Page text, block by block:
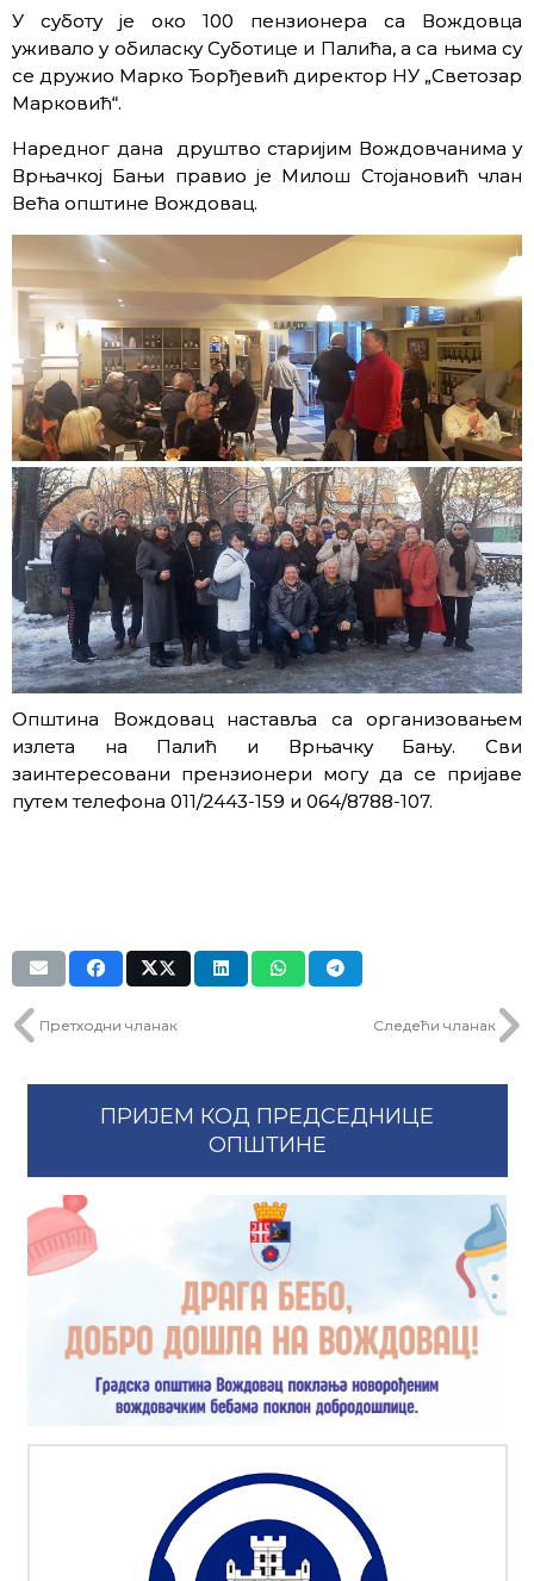
У суботу је око 100 пензионера са Вождовца
уживало у обиласку Суботице и Палића, а са њима су
се дружио Марко Ђорђевић директор НУ „Светозар
Марковић“.
Наредног дана друштво старијим Вождовчанима у
Врњачкој Бањи правио је Милош Стојановић члан
Већа општине Вождовац.
Општина Вождовац наставља са организовањем
излета на Палић и Врњачку Бању. Сви
заинтересовани прензионери могу да се пријаве
путем телефона 011/2443-159 и 064/8788-107.
Претходни чланак Следећи чланак
ПРИЈЕМ КОД ПРЕДСЕДНИЦЕ
ОПШТИНЕ